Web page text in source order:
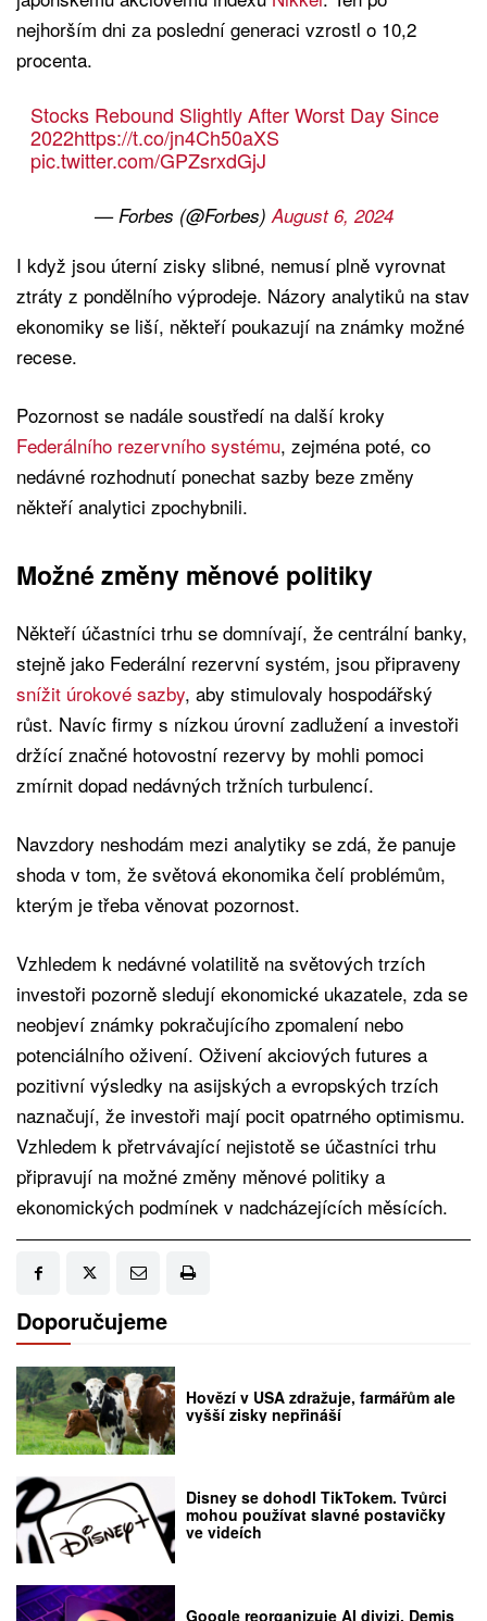
nejhorším dni za poslední generaci vzrostl o 10,2
procenta.
Stocks Rebound Slightly After Worst Day Since
2022https://t.co/jn4Ch50aXS
pic.twitter.com/GPZsrxdGjJ
— Forbes (@Forbes)August 6, 2024
I když jsou úterní zisky slibné, nemusí plně vyrovnat
ztráty z pondělního výprodeje. Názory analytiků na stav
ekonomiky se liší, někteří poukazují na známky možné
recese.
Pozornost se nadále soustředí na další kroky
Federálního rezervního systému, zejména poté, co
nedávné rozhodnutí ponechat sazby beze změny
někteří analytici zpochybnili.
Možné změny měnové politiky
Někteří účastníci trhu se domnívají, že centrální banky,
stejně jako Federální rezervní systém, jsou připraveny
snížit úrokové sazby, aby stimulovaly hospodářský
růst. Navíc firmy s nízkou úrovní zadlužení a investoři
držící značné hotovostní rezervy by mohli pomoci
zmírnit dopad nedávných tržních turbulencí.
Navzdory neshodám mezi analytiky se zdá, že panuje
shoda v tom, že světová ekonomika čelí problémům,
kterým je třeba věnovat pozornost.
Vzhledem k nedávné volatilitě na světových trzích
investoři pozorně sledují ekonomické ukazatele, zda se
neobjeví známky pokračujícího zpomalení nebo
potenciálního oživení. Oživení akciových futures a
pozitivní výsledky na asijských a evropských trzích
naznačují, že investoři mají pocit opatrného optimismu.
Vzhledem k přetrvávající nejistotě se účastníci trhu
připravují na možné změny měnové politiky a
ekonomických podmínek v nadcházejících měsících.
Doporučujeme
Hovězí v USA zdražuje, farmářům ale
vyšší zisky nepřináší
Disney se dohodl TikTokem. Tvůrci
mohou používat slavné postavičky
ve videích
Google reorganizuje AI divizi. Demis